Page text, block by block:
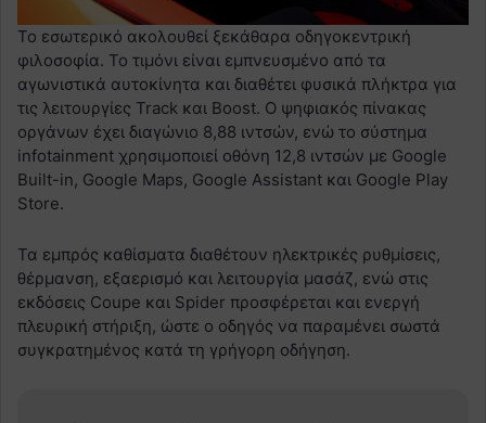
Το εσωτερικό ακολουθεί ξεκάθαρα οδηγοκεντρική
φιλοσοφία. Το τιμόνι είναι εμπνευσμένο από τα
αγωνιστικά αυτοκίνητα και διαθέτει φυσικά πλήκτρα για
τις λειτουργίες Track και Boost. Ο ψηφιακός πίνακας
οργάνων έχει διαγώνιο 8,88 ιντσών, ενώ το σύστημα
infotainment χρησιμοποιεί οθόνη 12,8 ιντσών με Google
Built-in, Google Maps, Google Assistant και Google Play
Store.
Τα εμπρός καθίσματα διαθέτουν ηλεκτρικές ρυθμίσεις,
θέρμανση, εξαερισμό και λειτουργία μασάζ, ενώ στις
εκδόσεις Coupe και Spider προσφέρεται και ενεργή
πλευρική στήριξη, ώστε ο οδηγός να παραμένει σωστά
συγκρατημένος κατά τη γρήγορη οδήγηση.